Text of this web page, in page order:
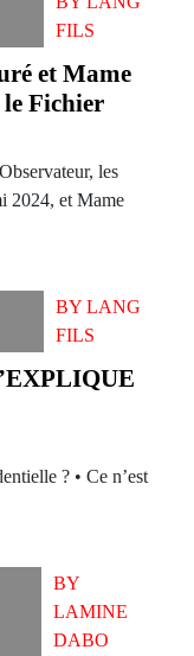
FILS
et Mame
le Fichier
les
2024, et Mame
BY LANG
FILS
? • Ce n’est
BY
LAMINE
DABO